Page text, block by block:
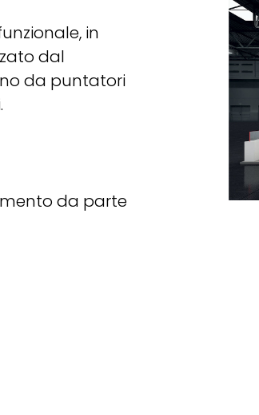
in
dal
da puntatori
da parte